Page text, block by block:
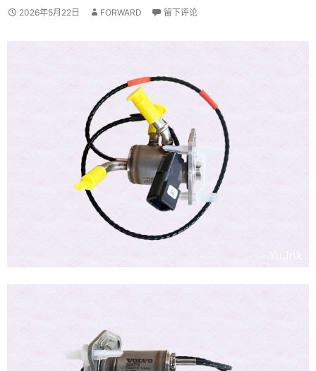
2026年5月22日 FORWARD 留下评论